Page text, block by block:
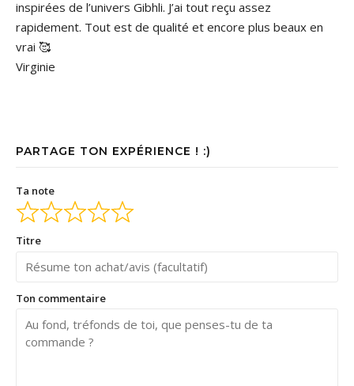
inspirées de l’univers Gibhli. J’ai tout reçu assez
rapidement. Tout est de qualité et encore plus beaux en
vrai 🥰
Virginie
PARTAGE TON EXPÉRIENCE ! :)
Ta note
Titre
Ton commentaire